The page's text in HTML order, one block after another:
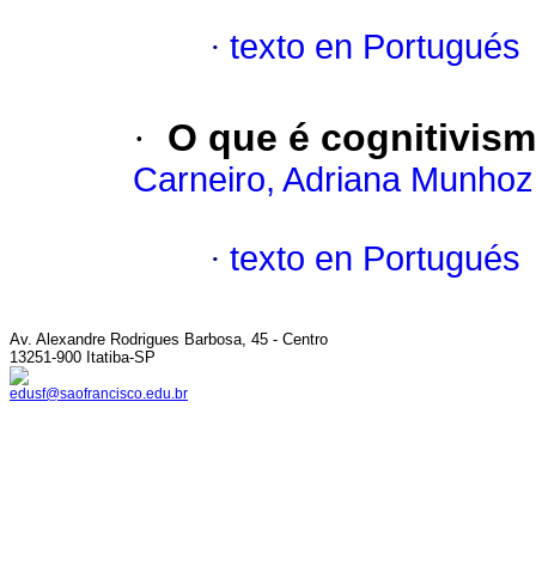
· texto en Portugués
· O que é
Carneiro, Adriana Munhoz
· texto en Portugués
Av. Alexandre Rodrigues Barbosa, 45 - Centro
13251-900 Itatiba-SP
edusf@saofrancisco.edu.br